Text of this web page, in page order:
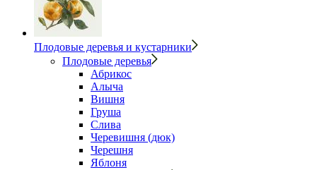
Плодовые деревья и кустарники
Плодовые деревья
Абрикос
Алыча
Вишня
Груша
Слива
Черевишня (дюк)
Черешня
Яблоня